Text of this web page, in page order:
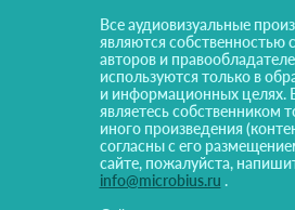
Все аудиовизуальные
являются собственностью
авторов и
используются только в
и информационных целях.
являетесь собственником
иного произведения
согласны с его
сайте, пожалуйста,
info@microbius.ru .